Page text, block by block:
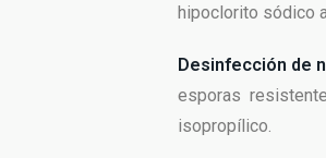
hipoclorito sódico
Desinfección de
esporas
isopropílico.